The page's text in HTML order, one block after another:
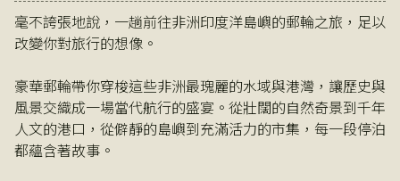
毫不誇張地說，一趟前往非洲印度洋島嶼的郵輪之旅，足以
改變你對旅行的想像。
豪華郵輪帶你穿梭這些非洲最瑰麗的水域與港灣，讓歷史與
風景交織成一場當代航行的盛宴。從壯闊的自然奇景到千年
人文的港口，從僻靜的島嶼到充滿活力的市集，每一段停泊
都蘊含著故事。